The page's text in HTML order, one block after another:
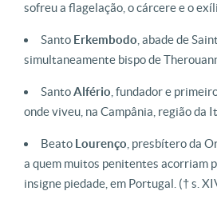
sofreu a flagelação, o cárcere e o
Santo Erkembodo , abade de
simultaneamente bispo de
SantoAlfério , fundador e
onde viveu, na Campânia, região da
Beato Lourenço , presbítero da
a quem muitos penitentes acorriam
insigne piedade, em Portugal. († s.